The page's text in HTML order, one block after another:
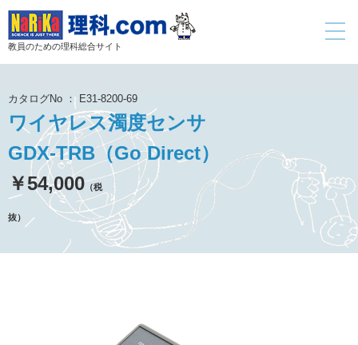
教員のための理科総合サイト
toggle
カタログNo ： E31-8200-69
ワイヤレス濁度センサ
GDX-TRB（Go Direct）
￥54,000 （税
抜）